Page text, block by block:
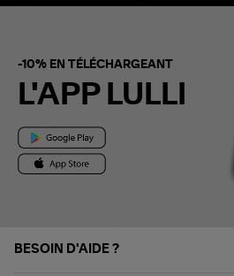
-10% EN TÉLÉCHARGEANT
L'APP LULLI
BESOIN D'AIDE ?